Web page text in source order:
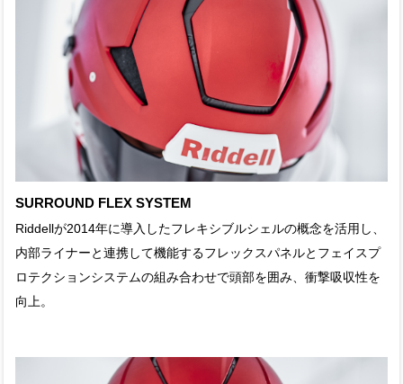
SURROUND FLEX SYSTEM
Riddellが2014年に導入したフレキシブルシェルの概念を活用し、
内部ライナーと連携して機能するフレックスパネルとフェイスプ
ロテクションシステムの組み合わせで頭部を囲み、衝撃吸収性を
向上。